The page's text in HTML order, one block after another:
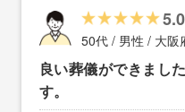
5.0
50代 / 男性 / 大阪
良い葬儀ができまし
す。